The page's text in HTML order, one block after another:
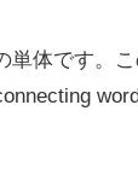
体です。